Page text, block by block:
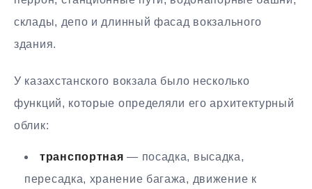
склады, депо и длинный фасад вокзального
здания.
У казахстанского вокзала было несколько
функций, которые определяли его архитектурный
облик:
транспортная — посадка, высадка,
пересадка, хранение багажа, движение к